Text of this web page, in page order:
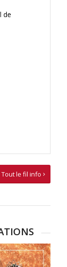
de
Tout le fil info